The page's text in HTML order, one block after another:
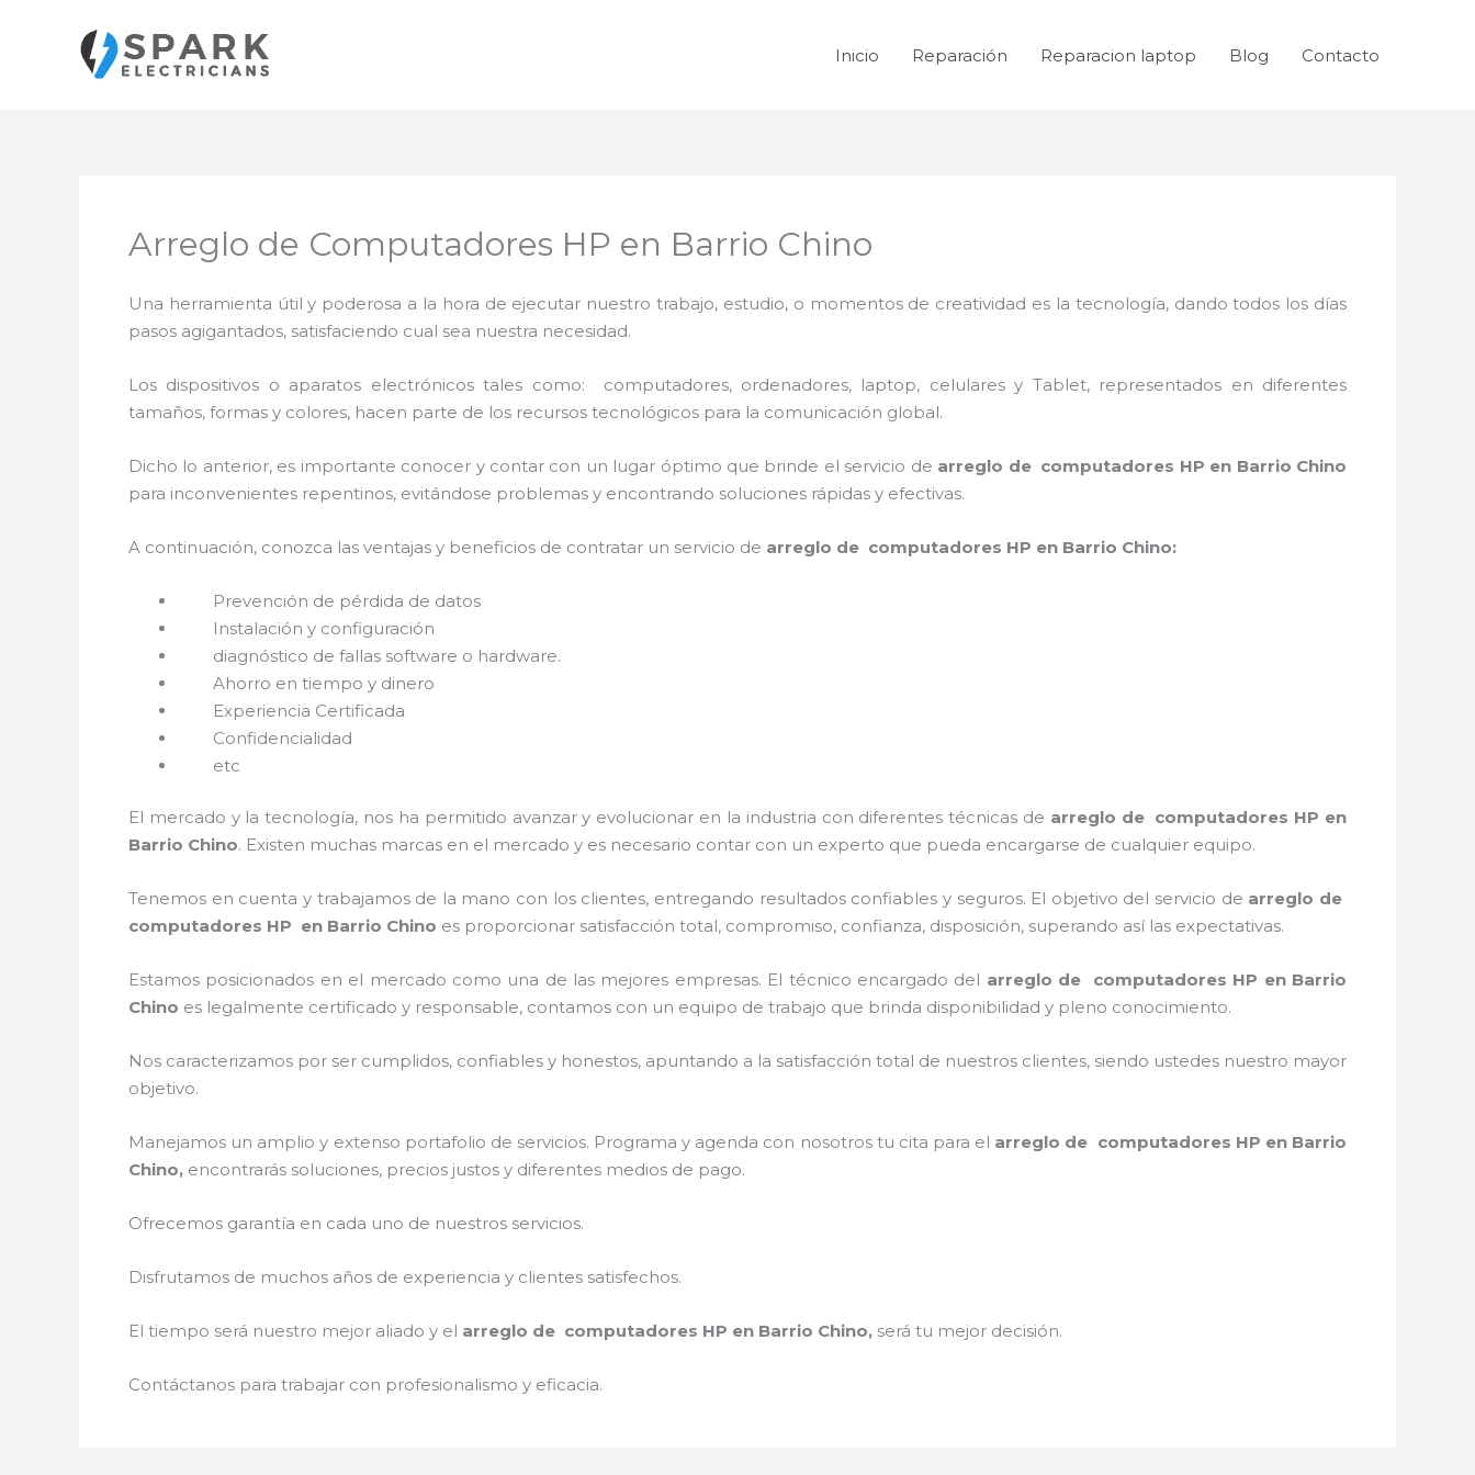
contenido
Inicio Reparación Reparacion laptop Blog Contacto
Arreglo de Computadores HP en Barrio Chino
Una herramienta útil y poderosa a la hora de ejecutar nuestro trabajo, estudio, o momentos de creatividad es la tecnología, dando todos los días
pasos agigantados, satisfaciendo cual sea nuestra necesidad.
Los dispositivos o aparatos electrónicos tales como: computadores, ordenadores, laptop, celulares y Tablet, representados en diferentes
tamaños, formas y colores, hacen parte de los recursos tecnológicos para la comunicación global.
Dicho lo anterior, es importante conocer y contar con un lugar óptimo que brinde el servicio de arreglo de computadores HP en Barrio Chino
para inconvenientes repentinos, evitándose problemas y encontrando soluciones rápidas y efectivas.
A continuación, conozca las ventajas y beneficios de contratar un servicio de arreglo de computadores HP en Barrio Chino:
Prevención de pérdida de datos
Instalación y configuración
diagnóstico de fallas software o hardware.
Ahorro en tiempo y dinero
Experiencia Certificada
Confidencialidad
etc
El mercado y la tecnología, nos ha permitido avanzar y evolucionar en la industria con diferentes técnicas de arreglo de computadores HP en
Barrio Chino. Existen muchas marcas en el mercado y es necesario contar con un experto que pueda encargarse de cualquier equipo.
Tenemos en cuenta y trabajamos de la mano con los clientes, entregando resultados confiables y seguros. El objetivo del servicio de arreglo de
computadores HP en Barrio Chino es proporcionar satisfacción total, compromiso, confianza, disposición, superando así las expectativas.
Estamos posicionados en el mercado como una de las mejores empresas. El técnico encargado del arreglo de computadores HP en Barrio
Chino es legalmente certificado y responsable, contamos con un equipo de trabajo que brinda disponibilidad y pleno conocimiento.
Nos caracterizamos por ser cumplidos, confiables y honestos, apuntando a la satisfacción total de nuestros clientes, siendo ustedes nuestro mayor
objetivo.
Manejamos un amplio y extenso portafolio de servicios. Programa y agenda con nosotros tu cita para el arreglo de computadores HP en Barrio
Chino, encontrarás soluciones, precios justos y diferentes medios de pago.
Ofrecemos garantía en cada uno de nuestros servicios.
Disfrutamos de muchos años de experiencia y clientes satisfechos.
El tiempo será nuestro mejor aliado y el arreglo de computadores HP en Barrio Chino, será tu mejor decisión.
Contáctanos para trabajar con profesionalismo y eficacia.